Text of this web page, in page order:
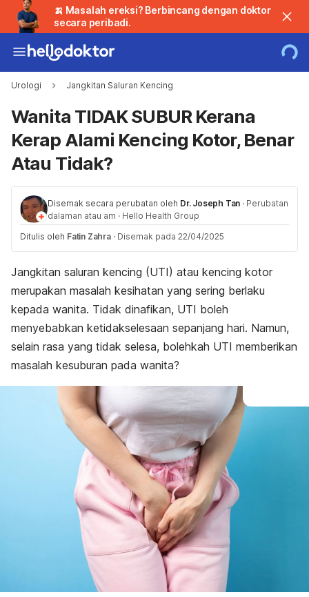
🍌 Masalah ereksi? Berbincang dengan doktor
secara peribadi.
Urologi Jangkitan Saluran Kencing
Wanita TIDAK SUBUR Kerana
Kerap Alami Kencing Kotor, Benar
Atau Tidak?
Disemak secara perubatan oleh Dr. Joseph Tan · Perubatan
dalaman atau am · Hello Health Group
Ditulis oleh Fatin Zahra · Disemak pada 22/04/2025
Jangkitan saluran kencing (UTI) atau kencing kotor
merupakan masalah kesihatan yang sering berlaku
kepada wanita. Tidak dinafikan, UTI boleh
menyebabkan ketidakselesaan sepanjang hari. Namun,
selain rasa yang tidak selesa, bolehkah UTI memberikan
masalah kesuburan pada wanita?